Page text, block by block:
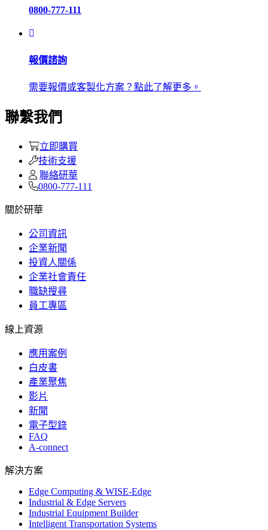
0800-777-111
報價諮詢
需要報價或客製化方案？點此了解更多。
聯繫我們
立即購買
技術支援
聯絡研華
0800-777-111
關於研華
公司資訊
企業新聞
投資人關係
企業社會責任
職缺搜尋
員工專區
線上資源
應用案例
白皮書
產業聚焦
影片
新聞
電子型錄
FAQ
A-connect
解決方案
Edge Computing & WISE-Edge
Industrial & Edge Servers
Industrial Equipment Builder
Intelligent Transportation Systems